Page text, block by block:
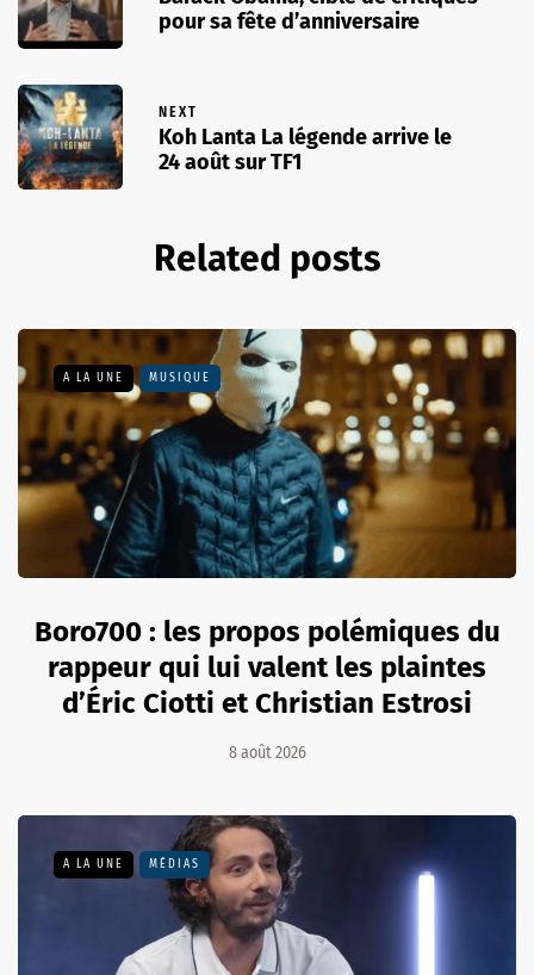
pour sa fête d’anniversaire
NEXT
Koh Lanta La légende arrive le
24 août sur TF1
Related posts
A LA UNE MUSIQUE
Boro700 : les propos polémiques du
rappeur qui lui valent les plaintes
d’Éric Ciotti et Christian Estrosi
8 août 2026
A LA UNE MÉDIAS